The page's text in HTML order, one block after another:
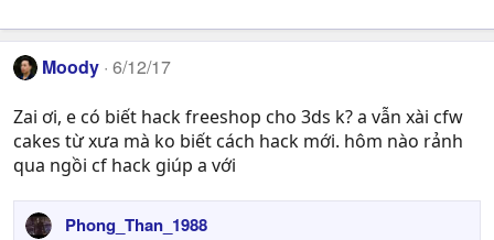
Moody 6/12/17
Zai ơi, e có biết hack freeshop cho 3ds k? a vẫn xài cfw
cakes từ xưa mà ko biết cách hack mới. hôm nào rảnh
qua ngồi cf hack giúp a với
Phong_Than_1988